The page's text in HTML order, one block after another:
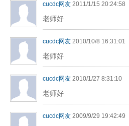
cucdc网友 2011/1/15 20:24:58
老师好
cucdc网友 2010/10/8 16:31:01
老师好
cucdc网友 2010/1/27 8:31:10
老师好
cucdc网友 2009/9/29 19:42:49